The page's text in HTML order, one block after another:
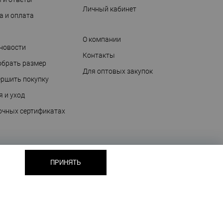
и оплата
размер
покупку
и уход
сертификатах
Личный кабинет
О компании
Контакты
Для оптовых закупок
ПРИНЯТЬ